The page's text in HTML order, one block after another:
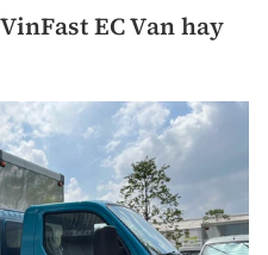
EC Van hay